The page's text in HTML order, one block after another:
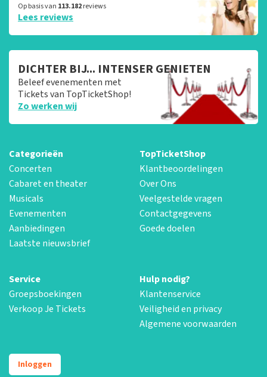
Op basis van 113.182reviews
Lees reviews
DICHTER BIJ... INTENSER GENIETEN
Beleef evenementen met
Tickets van TopTicketShop!
Zo werken wij
Categorieën
Concerten
Cabaret en theater
Musicals
Evenementen
Aanbiedingen
Laatste nieuwsbrief
TopTicketShop
Klantbeoordelingen
Over Ons
Veelgestelde vragen
Contactgegevens
Goede doelen
Service
Groepsboekingen
Verkoop Je Tickets
Hulp nodig?
Klantenservice
Veiligheid en privacy
Algemene voorwaarden
Inloggen